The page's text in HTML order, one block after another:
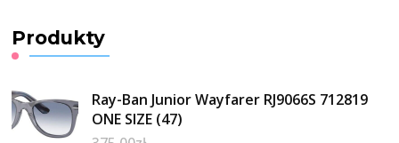
Produkty
Ray-Ban Junior Wayfarer RJ9066S 712819
ONE SIZE (47)